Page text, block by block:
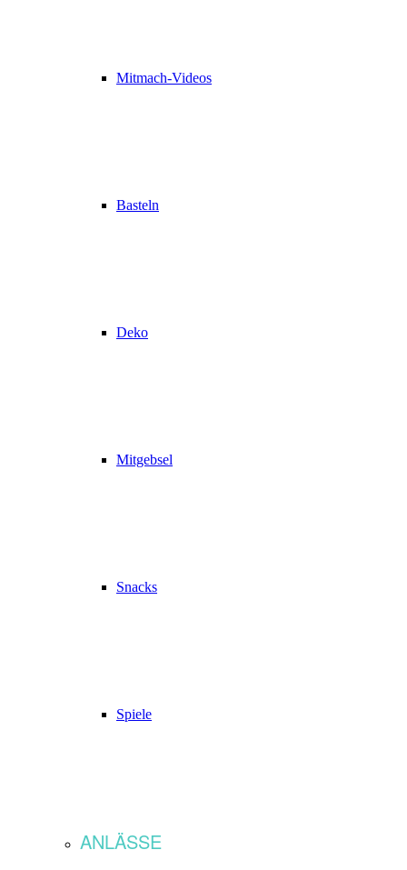
Mitmach-Videos
Basteln
Deko
Mitgebsel
Snacks
Spiele
ANLÄSSE